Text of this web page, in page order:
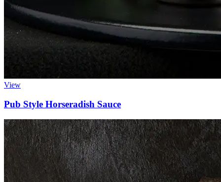
View
Pub Style Horseradish Sauce